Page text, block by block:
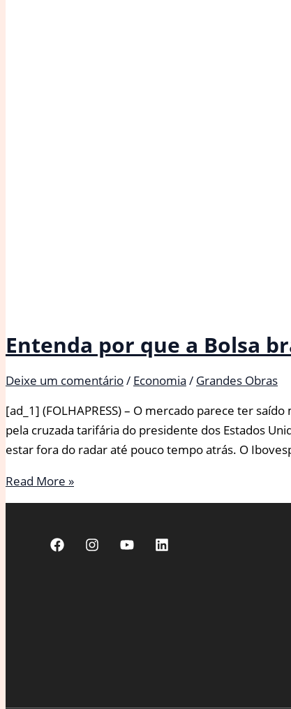
Entenda por que a Bolsa
Deixe um comentário/ Economia / Grandes Obras
[ad_1] (FOLHAPRESS) – O mercado parece ter
pela cruzada tarifária do presidente dos Estados
estar fora do radar até pouco tempo atrás. O
Entenda
por
Read More »